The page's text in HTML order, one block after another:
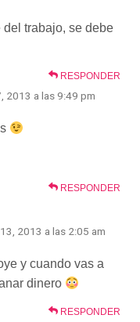
trabajo, se debe
RESPONDER
2013 a las 9:49 pm
RESPONDER
2013 a las 2:05 am
y cuando vas a
dinero
RESPONDER